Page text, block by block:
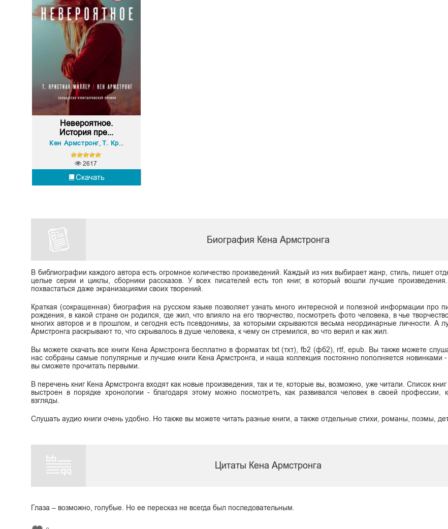
Невероятное.
История пре...
Кен Армстронг, Т. Кристиан Миллер
Скачать
2617
Биография Кена Армстронга
В библиографии каждого автора есть огромное количество произведений. Каждый из них выбирает жанр, стиль, пишет
целые серии и циклы, сборники рассказов. У всех писателей есть топ книг, в который вошли лучшие
похвастаться даже экранизациями своих творений.
Краткая (сокращенная) биография на русском языке позволяет узнать много интересной и полезной информации про
рождения, в какой стране он родился, где жил, что влияло на его творчество, посмотреть фото человека, в чье
многих авторов и в прошлом, и сегодня есть псевдонимы, за которыми скрываются весьма неординарные личности. А
Армстронга раскрывают то, что скрывалось в душе человека, к чему он стремился, во что верил и как жил.
Вы можете скачать все книги Кена Армстронга бесплатно в форматах txt (тхт), fb2 (фб2), rtf, epub. Вы также можете
нас собраны самые популярные и лучшие книги Кена Армстронга, и наша коллекция постоянно пополняется новинками -
вы сможете прочитать первыми.
В перечень книг Кена Армстронга входят как новые произведения, так и те, которые вы, возможно, уже читали. Список
выстроен в порядке хронологии - благодаря этому можно посмотреть, как развивался человек в своей профессии,
взгляды.
Слушать аудио книги очень удобно. Но также вы можете читать разные книги, а также отдельные стихи, романы, поэмы,
Цитаты Кена Армстронга
Глаза – возможно, голубые. Но ее пересказ не всегда был последовательным.